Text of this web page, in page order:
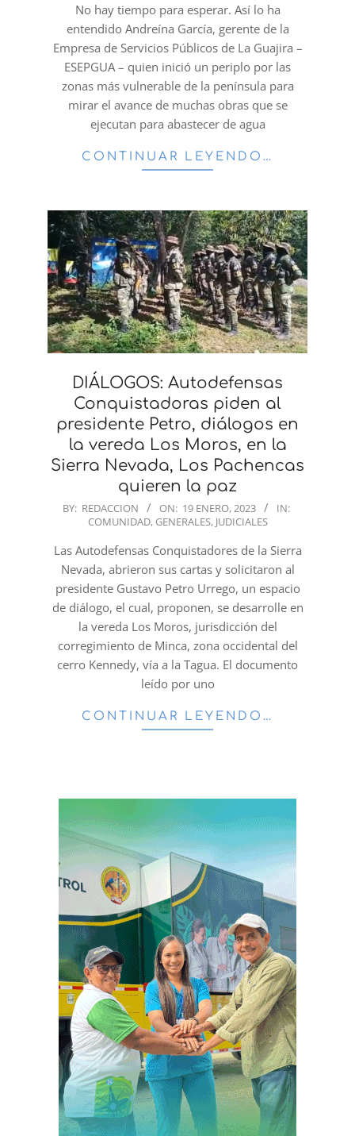
No hay tiempo para esperar. Así lo ha
entendido Andreína García, gerente de la
Empresa de Servicios Públicos de La Guajira –
ESEPGUA – quien inició un periplo por las
zonas más vulnerable de la península para
mirar el avance de muchas obras que se
ejecutan para abastecer de agua
CONTINUAR LEYENDO…
DIÁLOGOS: Autodefensas
Conquistadoras piden al
presidente Petro, diálogos en
la vereda Los Moros, en la
Sierra Nevada, Los Pachencas
quieren la paz
2023-
19
BY: REDACCION ON: 19 ENERO, 2023
IN:
COMUNIDAD, GENERALES, JUDICIALES
Las Autodefensas Conquistadores de la Sierra
Nevada, abrieron sus cartas y solicitaron al
presidente Gustavo Petro Urrego, un espacio
de diálogo, el cual, proponen, se desarrolle en
la vereda Los Moros, jurisdicción del
corregimiento de Minca, zona occidental del
cerro Kennedy, vía a la Tagua. El documento
leído por uno
CONTINUAR LEYENDO…